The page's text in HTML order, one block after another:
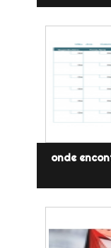
onde